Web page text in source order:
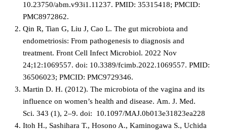
10.23750/abm.v93i1.11237. PMID: 35315418; PMCID:
PMC8972862.
Qin R, Tian G, Liu J, Cao L. The gut microbiota and
endometriosis: From pathogenesis to diagnosis and
treatment. Front Cell Infect Microbiol. 2022 Nov
24;12:1069557. doi: 10.3389/fcimb.2022.1069557. PMID:
36506023; PMCID: PMC9729346.
Martin D. H. (2012). The microbiota of the vagina and its
influence on women’s health and disease. Am. J. Med.
Sci. 343 (1), 2–9. doi: 10.1097/MAJ.0b013e31823ea228
Itoh H., Sashihara T., Hosono A., Kaminogawa S., Uchida